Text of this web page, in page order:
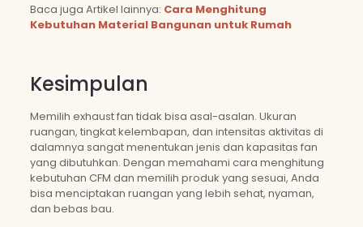
Baca juga Artikel lainnya: Cara Menghitung
Kebutuhan Material Bangunan untuk Rumah
Kesimpulan
Memilih exhaust fan tidak bisa asal-asalan. Ukuran
ruangan, tingkat kelembapan, dan intensitas aktivitas di
dalamnya sangat menentukan jenis dan kapasitas fan
yang dibutuhkan. Dengan memahami cara menghitung
kebutuhan CFM dan memilih produk yang sesuai, Anda
bisa menciptakan ruangan yang lebih sehat, nyaman,
dan bebas bau.